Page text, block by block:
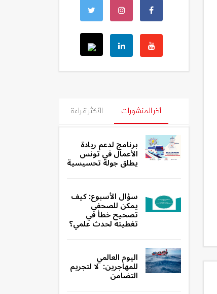
أخر المنشورات الأكثر قراءة
برنامج لدعم ريادة
الأعمال في تونس
يطلق جولة تحسيسية
سؤال الأسبوع: كيف
يمكن للصحفي
تصحيح خطأ في
تغطيته لحدث علمي؟
اليوم العالمي
للمهاجرين: لا لتجريم
التضامن